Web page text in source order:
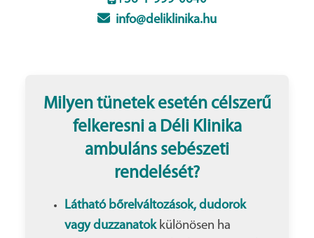
info@deliklinika.hu
Milyen tünetek esetén célszerű
felkeresni a Déli Klinika
ambuláns sebészeti
rendelését?
Látható bőrelváltozások, dudorok
vagy duzzanatokkülönösen ha